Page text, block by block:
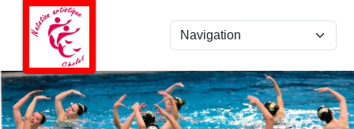
Panneau de gestion des cookies